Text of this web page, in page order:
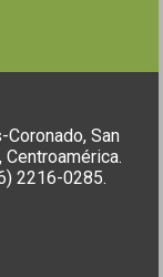
San
2216-0285.